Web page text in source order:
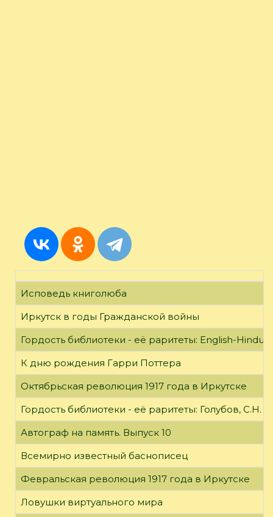
Исповедь книголюба
Иркутск в годы Гражданской войны
Гордость библиотеки - её раритеты: English-
К дню рождения Гарри Поттера
Октябрьская революция 1917 года в Иркутске
Гордость библиотеки - её раритеты: Голубов, С.Н.
Автограф на память. Выпуск 10
Всемирно известный баснописец
Февральская революция 1917 года в Иркутске
Ловушки виртуального мира